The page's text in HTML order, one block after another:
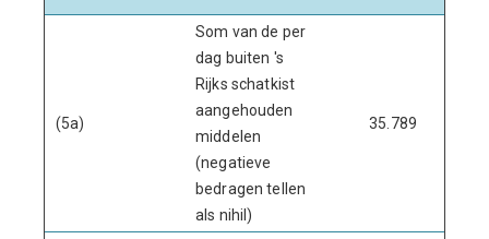
(5a)
Som van de per
dag buiten 's
Rijks schatkist
aangehouden
middelen
(negatieve
bedragen tellen
als nihil)
35.789